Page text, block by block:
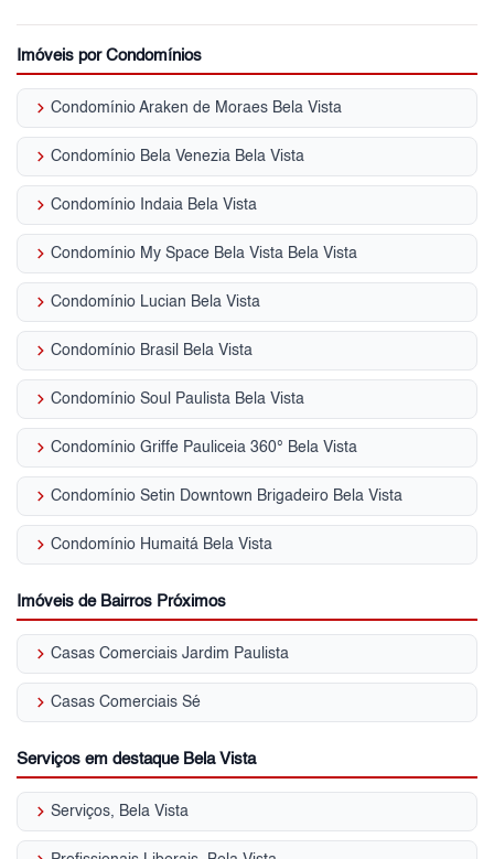
Imóveis por Condomínios
keyboard_arrow_right Condomínio Araken de Moraes Bela Vista
keyboard_arrow_right Condomínio Bela Venezia Bela Vista
keyboard_arrow_right Condomínio Indaia Bela Vista
keyboard_arrow_right Condomínio My Space Bela Vista Bela Vista
keyboard_arrow_right Condomínio Lucian Bela Vista
keyboard_arrow_right Condomínio Brasil Bela Vista
keyboard_arrow_right Condomínio Soul Paulista Bela Vista
keyboard_arrow_right Condomínio Griffe Pauliceia 360° Bela Vista
keyboard_arrow_right Condomínio Setin Downtown Brigadeiro Bela Vista
keyboard_arrow_right Condomínio Humaitá Bela Vista
Imóveis de Bairros Próximos
keyboard_arrow_right Casas Comerciais Jardim Paulista
keyboard_arrow_right Casas Comerciais Sé
Serviços em destaque Bela Vista
keyboard_arrow_right Serviços, Bela Vista